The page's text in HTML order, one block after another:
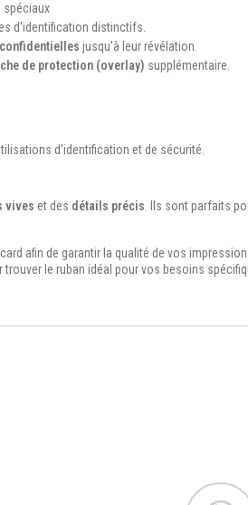
spéciaux
d'identification distinctifs.
jusqu'à leur révélation.
de protection (overlay) supplémentaire.
d'identification et de sécurité.
vives et des détails précis . Ils sont parfaits
afin de garantir la qualité de vos
le ruban idéal pour vos besoins